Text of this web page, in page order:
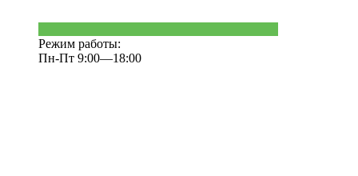
Режим работы:
Пн-Пт 9:00—18:00